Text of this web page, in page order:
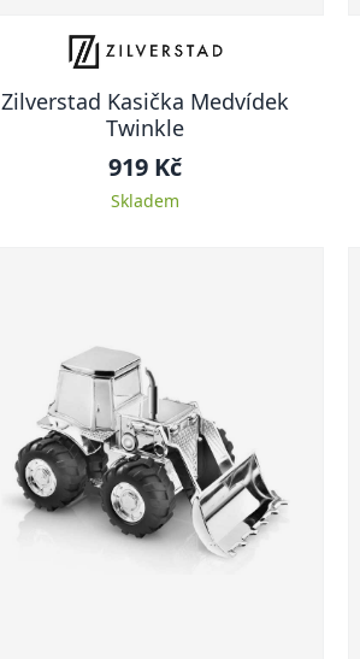
Zilverstad Kasička Medvídek
Twinkle
919 Kč
Skladem